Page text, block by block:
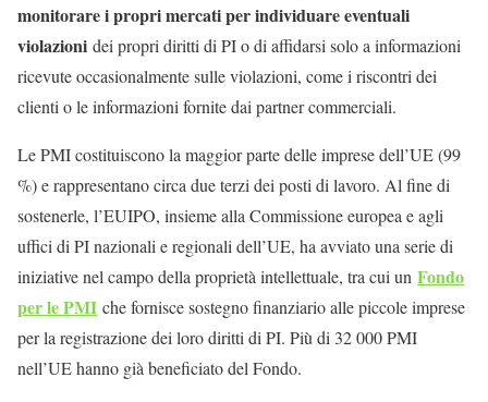
monitorare i propri mercati per individuare eventuali
violazioni dei propri diritti di PI o di affidarsi solo a informazioni
ricevute occasionalmente sulle violazioni, come i riscontri dei
clienti o le informazioni fornite dai partner commerciali.
Le PMI costituiscono la maggior parte delle imprese dell’UE (99
%) e rappresentano circa due terzi dei posti di lavoro. Al fine di
sostenerle, l’EUIPO, insieme alla Commissione europea e agli
uffici di PI nazionali e regionali dell’UE, ha avviato una serie di
iniziative nel campo della proprietà intellettuale, tra cui un Fondo
per le PMI che fornisce sostegno finanziario alle piccole imprese
per la registrazione dei loro diritti di PI. Più di 32 000 PMI
nell’UE hanno già beneficiato del Fondo.